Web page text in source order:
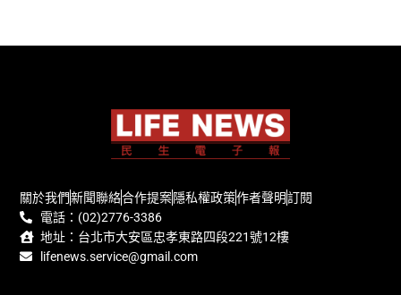
關於我們新聞聯絡合作提案隱私權政策作者聲明訂閱
電話：(02)2776-3386
地址：台北市大安區忠孝東路四段221號12樓
lifenews.service@gmail.com